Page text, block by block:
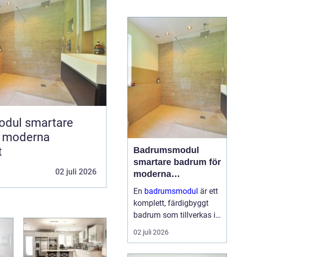
02 juli 2026
ären låssmed i
Stockholm ofta...
Badrumsmodul
smartare badrum för
moderna
byggprojekt
En badrumsmodul är ett
komplett, färdigbyggt
badrum som tillverkas i
fabrik och levereras till
byggarbetsplatsen som
02 juli 2026